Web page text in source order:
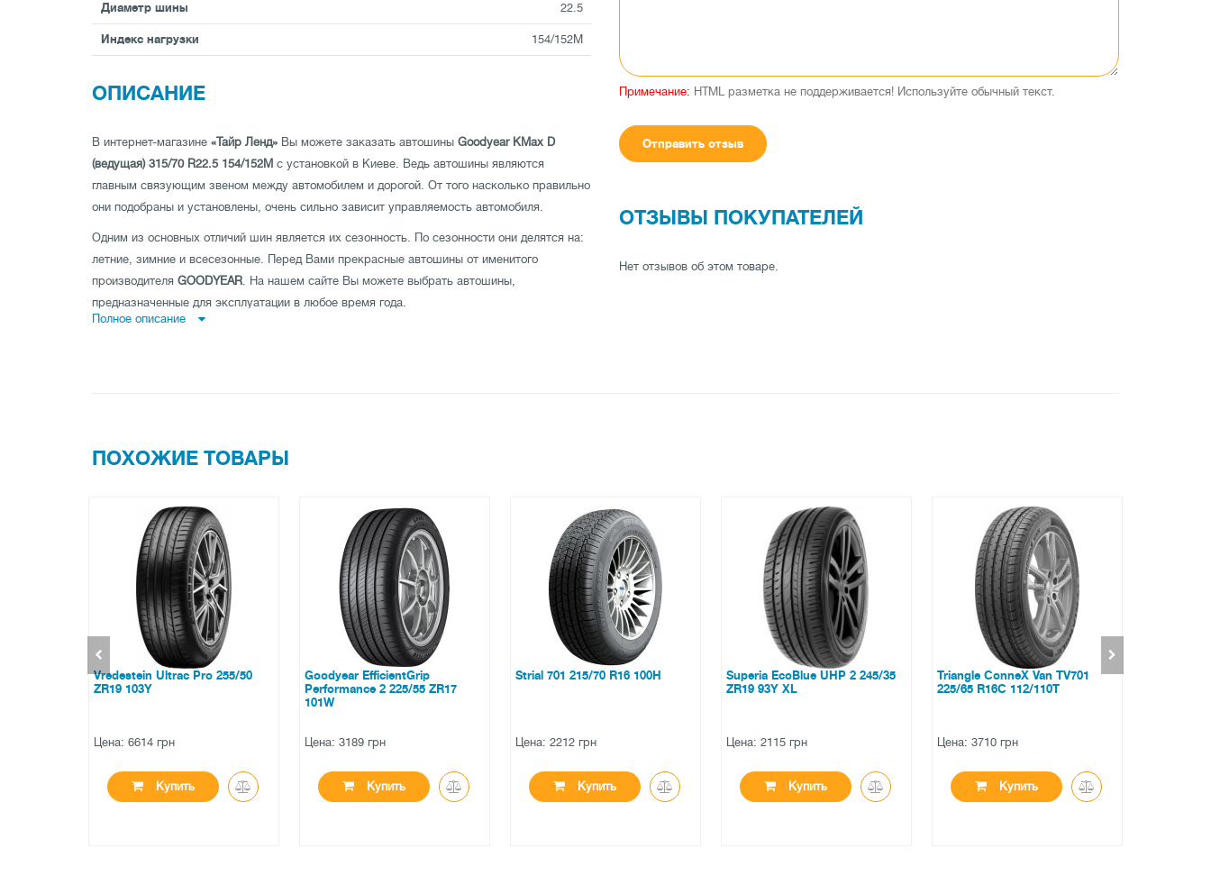
Диаметр шины 22.5
Индекс нагрузки 154/152M
ОПИСАНИЕ
В интернет-магазине «Тайр Ленд» Вы можете заказать автошины Goodyear KMax D
(ведущая) 315/70 R22.5 154/152M с установкой в Киеве. Ведь автошины являются
главным связующим звеном между автомобилем и дорогой. От того насколько правильно
они подобраны и установлены, очень сильно зависит управляемость автомобиля.
Одним из основных отличий шин является их сезонность. По сезонности они делятся на:
летние, зимние и всесезонные. Перед Вами прекрасные автошины от именитого
производителя GOODYEAR. На нашем сайте Вы можете выбрать автошины,
предназначенные для эксплуатации в любое время года.
автошины - это большое количество ламелей - узких прорезей в рисунке протектора.
передовым технологиям из качественной резины.
Купить выбранный товар Вы также можете наложенным платежем через транспортные
компании Новая почта или Ин-тайм.
Полное описание
Примечание: HTML разметка не поддерживается! Используйте обычный текст.
Отправить отзыв
ОТЗЫВЫ ПОКУПАТЕЛЕЙ
Нет отзывов об этом товаре.
ПОХОЖИЕ ТОВАРЫ
Goodyear EfficientGrip
Performance 2 225/55 ZR17
Цена: 3189 грн
Купить
Strial 701 215/70 R16 100H
Цена: 2212 грн
Купить
Superia EcoBlue UHP 2 245/35
Цена: 2115 грн
Купить
Triangle ConneX Van TV701
225/65 R16C 112/110T
Цена: 3710 грн
Купить
Arivo Ultra ARZ5 225/55 R19 99V
Цена: 2859 грн
Купить